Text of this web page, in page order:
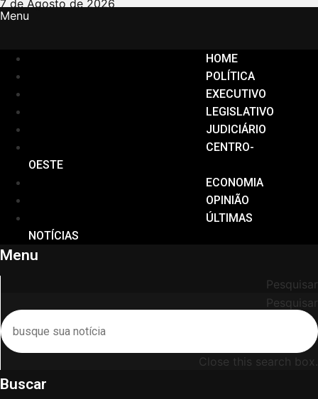
Ir
para
conteúdo
7 de Agosto de 2026
Menu
HOME
POLÍTICA
EXECUTIVO
LEGISLATIVO
JUDICIÁRIO
CENTRO-
OESTE
ECONOMIA
OPINIÃO
ÚLTIMAS
NOTÍCIAS
Menu
Pesquisar
Pesquisar
Close this search box.
Buscar